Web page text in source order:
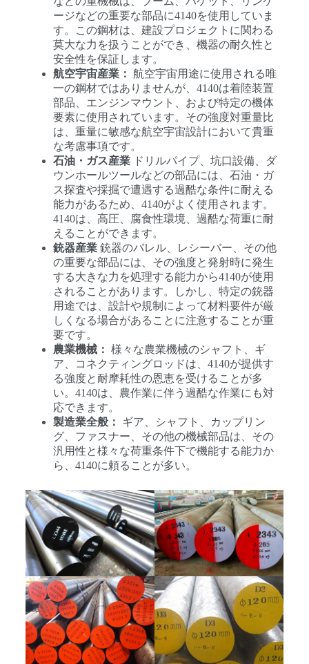
ージなどの重要な部品に4140を使用していま
す。この鋼材は、建設プロジェクトに関わる
莫大な力を扱うことができ、機器の耐久性と
安全性を保証します。
航空宇宙産業： 航空宇宙用途に使用される唯
一の鋼材ではありませんが、4140は着陸装置
部品、エンジンマウント、および特定の機体
要素に使用されています。その強度対重量比
は、重量に敏感な航空宇宙設計において貴重
な考慮事項です。
石油・ガス産業ドリルパイプ、坑口設備、ダ
ウンホールツールなどの部品には、石油・ガ
ス探査や採掘で遭遇する過酷な条件に耐える
能力があるため、4140がよく使用されます。
4140は、高圧、腐食性環境、過酷な荷重に耐
えることができます。
銃器産業銃器のバレル、レシーバー、その他
の重要な部品には、その強度と発射時に発生
する大きな力を処理する能力から4140が使用
されることがあります。しかし、特定の銃器
用途では、設計や規制によって材料要件が厳
しくなる場合があることに注意することが重
要です。
農業機械： 様々な農業機械のシャフト、ギ
ア、コネクティングロッドは、4140が提供す
る強度と耐摩耗性の恩恵を受けることが多
い。4140は、農作業に伴う過酷な作業にも対
応できます。
製造業全般：
ギア、シャフト、カップリン
グ、ファスナー、その他の機械部品は、その
汎用性と様々な荷重条件下で機能する能力か
ら、4140に頼ることが多い。